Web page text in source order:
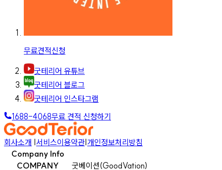
무료견적신청
굿테리어 유튜브
굿테리어 블로그
굿테리어 인스타그램
1688-4068무료 견적 신청하기
회사소개 |서비스이용약관|개인정보처리방침
Company Info
COMPANY
굿베이션(GoodVation)